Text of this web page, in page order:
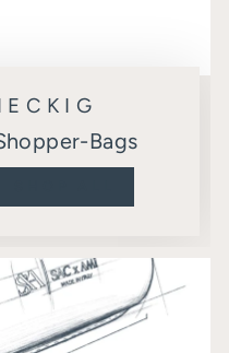
Bags